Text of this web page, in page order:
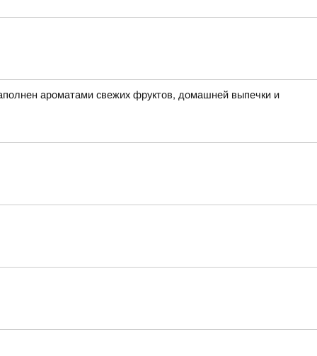
ароматами свежих фруктов, домашней выпечки и